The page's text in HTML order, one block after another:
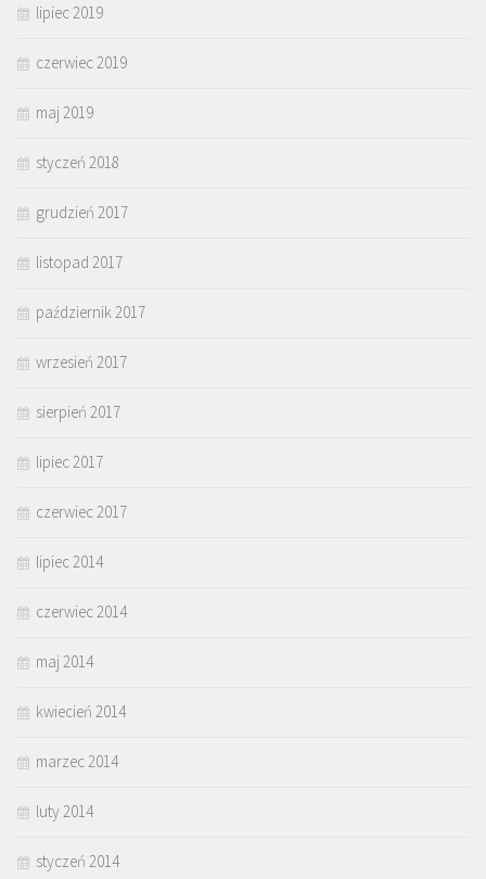
lipiec 2019
czerwiec 2019
maj 2019
styczeń 2018
grudzień 2017
listopad 2017
październik 2017
wrzesień 2017
sierpień 2017
lipiec 2017
czerwiec 2017
lipiec 2014
czerwiec 2014
maj 2014
kwiecień 2014
marzec 2014
luty 2014
styczeń 2014